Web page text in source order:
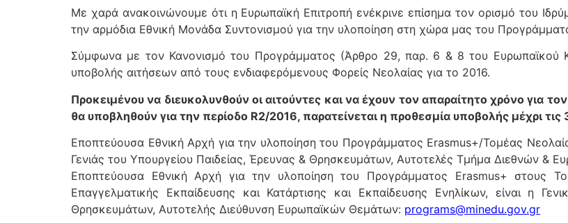
Με χαρά ανακοινώνουμε ότι η Ευρωπαϊκή Επιτροπή ενέκρινε επίσημα τον ορισμό του
την αρμόδια Εθνική Μονάδα Συντονισμού για την υλοποίηση στη χώρα μας του
Σύμφωνα με τον Κανονισμό του Προγράμματος (Άρθρο 29, παρ. 6 & 8 του Ευρωπαϊκού
υποβολής αιτήσεων από τους ενδιαφερόμενους Φορείς Νεολαίας για το 2016.
Προκειμένου να διευκολυνθούν οι αιτούντες και να έχουν τον απαραίτητο χρόνο για
θα υποβληθούν για την περίοδο R2/2016, παρατείνεται η προθεσμία υποβολής μέχρι τις
Εποπτεύουσα Εθνική Αρχή για την υλοποίηση του Προγράμματος Erasmus+/Τομέας
Γενιάς του Υπουργείου Παιδείας, Έρευνας & Θρησκευμάτων, Αυτοτελές Τμήμα Διεθνών &
Εποπτεύουσα Εθνική Αρχή για την υλοποίηση του Προγράμματος Erasmus+ στους
Επαγγελματικής Εκπαίδευσης και Κατάρτισης και Εκπαίδευσης Ενηλίκων, είναι η
Θρησκευμάτων, Αυτοτελής Διεύθυνση Ευρωπαϊκών Θεμάτων: programs@minedu.gov.gr